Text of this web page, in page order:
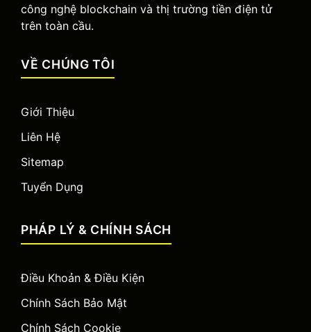
công nghệ blockchain và thị trường tiền điện tử
trên toàn cầu.
VỀ CHÚNG TÔI
Giới Thiệu
Liên Hệ
Sitemap
Tuyển Dụng
PHÁP LÝ & CHÍNH SÁCH
Điều Khoản & Điều Kiện
Chính Sách Bảo Mật
Chính Sách Cookie